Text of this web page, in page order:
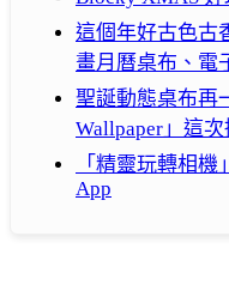
這個年好古色古
畫月曆桌布、電
聖誕動態桌布再
Wallpaper」這
「精靈玩轉相
App